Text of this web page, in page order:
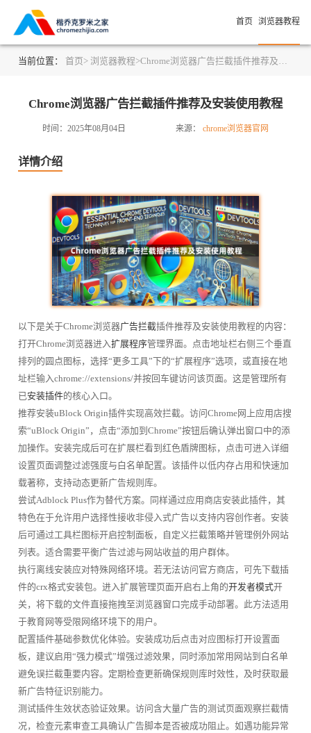
首页 浏览器教程
当前位置： 首页> 浏览器教程>Chrome浏览器广告拦截插件推荐及安装使用教程
Chrome浏览器广告拦截插件推荐及安装使用教程
时间：2025年08月04日 来源： chrome浏览器官网
详情介绍
以下是关于Chrome浏览器广告拦截插件推荐及安装使用教程的内容：
打开Chrome浏览器进入扩展程序管理界面。点击地址栏右侧三个垂直
排列的圆点图标，选择“更多工具”下的“扩展程序”选项，或直接在地
址栏输入chrome://extensions/并按回车键访问该页面。这是管理所有
已安装插件的核心入口。
推荐安装uBlock Origin插件实现高效拦截。访问Chrome网上应用店搜
索“uBlock Origin”，点击“添加到Chrome”按钮后确认弹出窗口中的添
加操作。安装完成后可在扩展栏看到红色盾牌图标，点击可进入详细
设置页面调整过滤强度与白名单配置。该插件以低内存占用和快速加
载著称，支持动态更新广告规则库。
尝试Adblock Plus作为替代方案。同样通过应用商店安装此插件，其
特色在于允许用户选择性接收非侵入式广告以支持内容创作者。安装
后可通过工具栏图标开启控制面板，自定义拦截策略并管理例外网站
列表。适合需要平衡广告过滤与网站收益的用户群体。
执行离线安装应对特殊网络环境。若无法访问官方商店，可先下载插
件的crx格式安装包。进入扩展管理页面开启右上角的开发者模式开
关，将下载的文件直接拖拽至浏览器窗口完成手动部署。此方法适用
于教育网等受限网络环境下的用户。
配置插件基础参数优化体验。安装成功后点击对应图标打开设置面
板，建议启用“强力模式”增强过滤效果，同时添加常用网站到白名单
避免误拦截重要内容。定期检查更新确保规则库时效性，及时获取最
新广告特征识别能力。
测试插件生效状态验证效果。访问含大量广告的测试页面观察拦截情
况，检查元素审查工具确认广告脚本是否被成功阻止。如遇功能异常